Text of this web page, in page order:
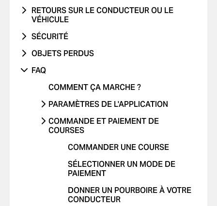
PROBLÈME AVEC UN CODE
PROMOTIONNEL
PROBLÈMES DE CARTE BANCAIRE
PROBLÈME AVEC LES RAPPORTS DE
J'AI ÉTÉ DÉBITÉ DEUX FOIS
LE PRIX A CHANGÉ
FRAIS NON RECONNUS
RETOURS SUR LE CONDUCTEUR OU LE
VÉHICULE
COMPAGNIE
COMMENTAIRES POSITIFS
AUTRES
SÉCURITÉ
LA ROUTE
JE NE ME SENS PAS EN SÉCURITÉ
OBJETS PERDUS
FAQ
COMMENT ÇA MARCHE ?
PARAMÈTRES DE L'APPLICATION
COMPTE
CARTES
AUTORISER LES NOTIFICATIONS
PUSH
MODIFIER LES LANGUES DANS
L'APPLICATION
COMMANDE ET PAIEMENT DE
COURSES
COMMANDER UNE COURSE
SÉLECTIONNER UN MODE DE
PAIEMENT
DONNER UN POURBOIRE À VOTRE
CONDUCTEUR